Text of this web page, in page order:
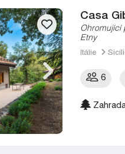
Casa
Ohromující
Etny
Itálie
6